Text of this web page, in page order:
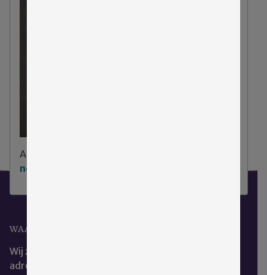
Aarzel niet
nemen
WAAR KUNT U ONS VINDEN?
Wij zijn het beste te bereiken via ons e-mail
adres: